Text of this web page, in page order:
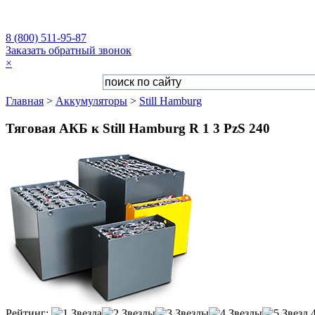
8 (800) 511-95-87
Заказать обратный звонок
×
Главная > Аккумуляторы > Still Hamburg
Тяговая АКБ к Still Hamburg R 1 3 PzS 240